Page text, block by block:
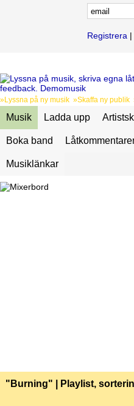
Registrera |
»Lyssna på ny musik »Skaffa ny publik
Musik Ladda upp
Boka band
Musiklänkar
"Burning" | Playlist,